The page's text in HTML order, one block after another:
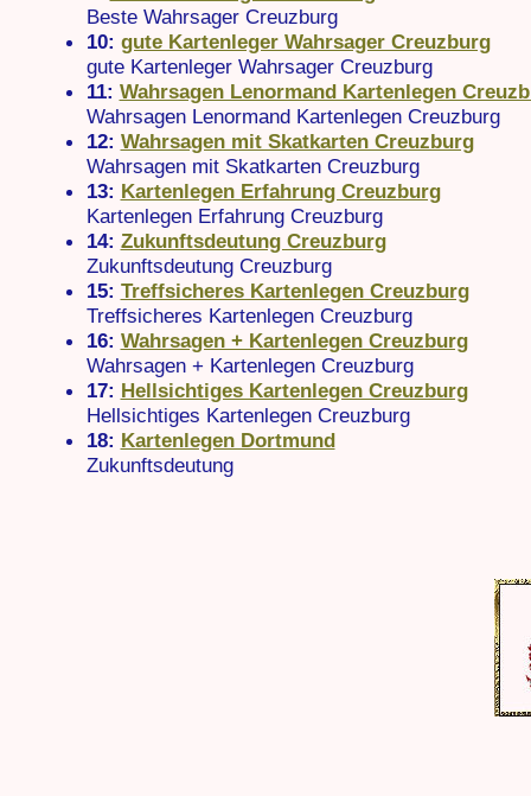
Beste Wahrsager Creuzburg
10: gute Kartenleger Wahrsager Creuzburg
gute Kartenleger Wahrsager Creuzburg
11: Wahrsagen Lenormand Kartenlegen
Wahrsagen Lenormand Kartenlegen Creuzburg
12: Wahrsagen mit Skatkarten Creuzburg
Wahrsagen mit Skatkarten Creuzburg
13: Kartenlegen Erfahrung Creuzburg
Kartenlegen Erfahrung Creuzburg
14: Zukunftsdeutung Creuzburg
Zukunftsdeutung Creuzburg
15: Treffsicheres Kartenlegen Creuzburg
Treffsicheres Kartenlegen Creuzburg
16: Wahrsagen + Kartenlegen Creuzburg
Wahrsagen + Kartenlegen Creuzburg
17: Hellsichtiges Kartenlegen Creuzburg
Hellsichtiges Kartenlegen Creuzburg
18: Kartenlegen Dortmund
Zukunftsdeutung